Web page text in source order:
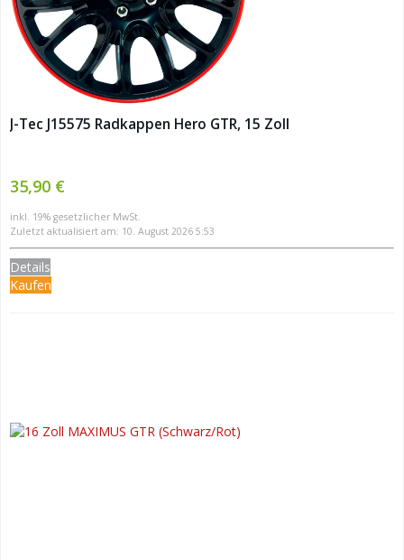
J-Tec J15575 Radkappen Hero GTR, 15 Zoll
35,90 €
inkl. 19% gesetzlicher MwSt.
Zuletzt aktualisiert am: 10. August 2026 5:53
Details
Kaufen